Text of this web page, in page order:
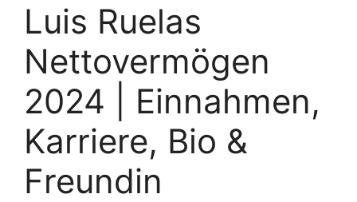
Luis Ruelas
Nettovermögen
2024 | Einnahmen,
Karriere, Bio &
Freundin